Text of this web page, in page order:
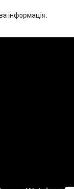
інформація: